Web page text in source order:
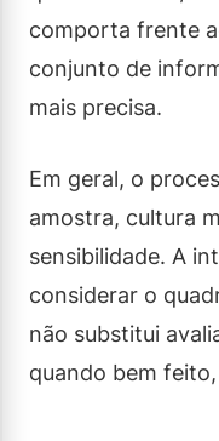
comporta frente
conjunto de
mais precisa.
Em geral, o
amostra, cultura
sensibilidade. A
considerar o
não substitui
quando bem